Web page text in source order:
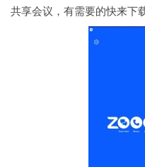
共享会议，有需要的快来下